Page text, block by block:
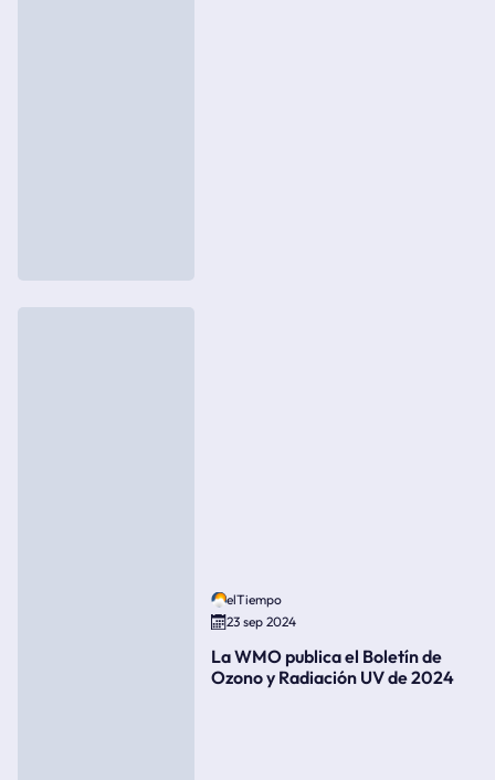
elTiempo
23 sep 2024
La WMO publica el Boletín de
Ozono y Radiación UV de 2024